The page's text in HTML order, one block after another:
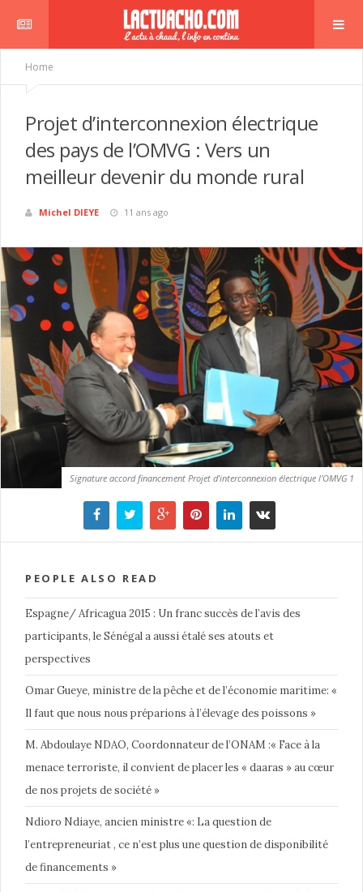
Home
Projet d’interconnexion électrique
des pays de l’OMVG : Vers un
meilleur devenir du monde rural
Michel DIEYE 11 ans ago
Signature accord financement Projet d’interconnexion électrique l’OMVG 1
PEOPLE ALSO READ
Espagne/ Africagua 2015 : Un franc succès de l’avis des
participants, le Sénégal a aussi étalé ses atouts et
perspectives
Omar Gueye, ministre de la pêche et de l’économie maritime: «
Il faut que nous nous préparions à l’élevage des poissons »
M. Abdoulaye NDAO, Coordonnateur de l’ONAM :« Face à la
menace terroriste, il convient de placer les « daaras » au cœur
de nos projets de société »
Ndioro Ndiaye, ancien ministre «: La question de
l’entrepreneuriat , ce n’est plus une question de disponibilité
de financements »